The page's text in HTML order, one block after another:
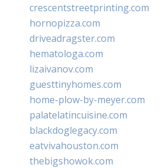
crescentstreetprinting.com
hornopizza.com
driveadragster.com
hematologa.com
lizaivanov.com
guesttinyhomes.com
home-plow-by-meyer.com
palatelatincuisine.com
blackdoglegacy.com
eatvivahouston.com
thebigshowok.com